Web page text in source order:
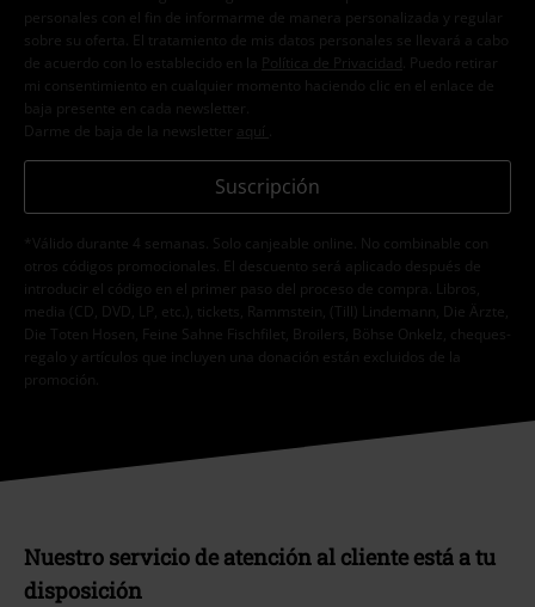
personales con el fin de informarme de manera personalizada y regular
sobre su oferta. El tratamiento de mis datos personales se llevará a cabo
de acuerdo con lo establecido en la
Política de Privacidad . Puedo retirar
mi consentimiento en cualquier momento haciendo clic en el enlace de
baja presente en cada newsletter.
Darme de baja de la newsletter
aquí
Suscripción
*Válido durante 4 semanas. Solo canjeable online. No combinable con
otros códigos promocionales. El descuento será aplicado después de
introducir el código en el primer paso del proceso de compra. Libros,
media (CD, DVD, LP, etc.), tickets, Rammstein, (Till) Lindemann, Die Ärzte,
Die Toten Hosen, Feine Sahne Fischfilet, Broilers, Böhse Onkelz, cheques-
regalo y artículos que incluyen una donación están excluidos de la
promoción.
Nuestro servicio de atención al cliente está a tu
disposición